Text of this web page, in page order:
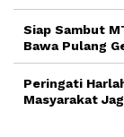
Siap Sambut
Bawa Pulang
Peringati
Masyarakat